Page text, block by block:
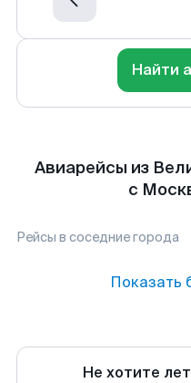
Найти
Авиарейсы из
с
Рейсы в соседние города
Показать
Не хотите